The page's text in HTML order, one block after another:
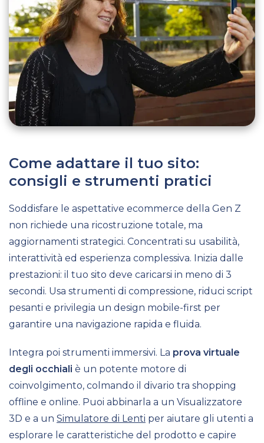
Come adattare il tuo sito:
consigli e strumenti pratici
Soddisfare le aspettative ecommerce della Gen Z
non richiede una ricostruzione totale, ma
aggiornamenti strategici. Concentrati su usabilità,
interattività ed esperienza complessiva. Inizia dalle
prestazioni: il tuo sito deve caricarsi in meno di 3
secondi. Usa strumenti di compressione, riduci script
pesanti e privilegia un design mobile-first per
garantire una navigazione rapida e fluida.
Integra poi strumenti immersivi. La prova virtuale
degli occhiali è un potente motore di
coinvolgimento, colmando il divario tra shopping
offline e online. Puoi abbinarla a un Visualizzatore
3D e a un Simulatore di Lenti per aiutare gli utenti a
esplorare le caratteristiche del prodotto e capire